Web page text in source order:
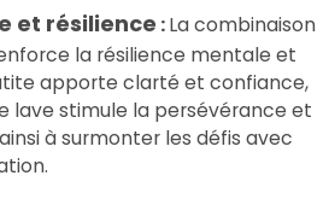
et résilience :La combinaison
la résilience mentale et
apporte clarté et confiance,
lave stimule la persévérance et
à surmonter les défis avec